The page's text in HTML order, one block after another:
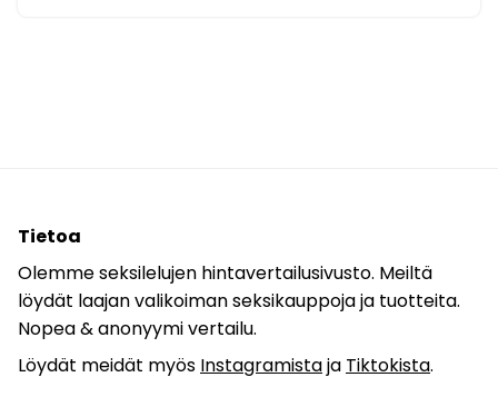
Tietoa
Olemme seksilelujen hintavertailusivusto. Meiltä
löydät laajan valikoiman seksikauppoja ja tuotteita.
Nopea & anonyymi vertailu.
Löydät meidät myös Instagramistaja Tiktokista.